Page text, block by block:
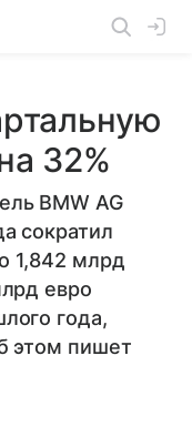
32%
BMW AG
сократил
1,842 млрд
евро
года,
этом пишет